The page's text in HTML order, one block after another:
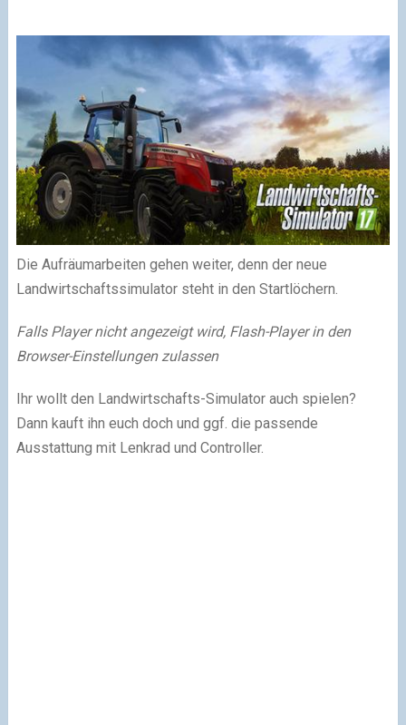
Die Aufräumarbeiten gehen weiter, denn der neue
Landwirtschaftssimulator steht in den Startlöchern.
Falls Player nicht angezeigt wird, Flash-Player in den
Browser-Einstellungen zulassen
Ihr wollt den Landwirtschafts-Simulator auch spielen?
Dann kauft ihn euch doch und ggf. die passende
Ausstattung mit Lenkrad und Controller.